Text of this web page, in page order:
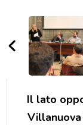
articoli
Il lato